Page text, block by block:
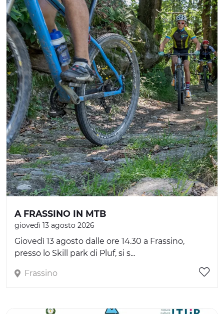
A FRASSINO IN MTB
giovedì 13 agosto 2026
Giovedì 13 agosto dalle ore 14.30 a Frassino,
presso lo Skill park di Pluf, si s...
Frassino